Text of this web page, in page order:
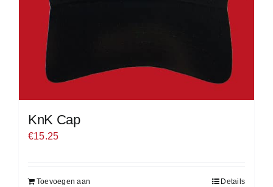
KnK Cap
€15.25
Toevoegen aan
Details